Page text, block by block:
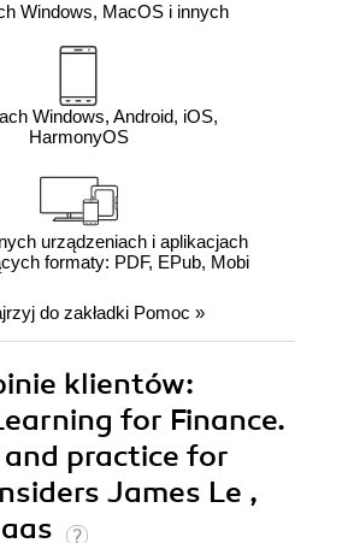
Windows, MacOS i innych
Windows, Android, iOS,
HarmonyOS
urządzeniach i aplikacjach
formaty: PDF, EPub, Mobi
do zakładki Pomoc »
klientów:
for Finance.
and practice for
James Le ,